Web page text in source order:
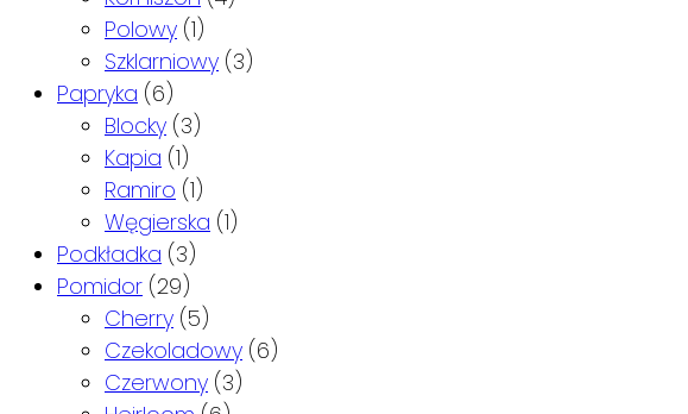
Polowy (1)
Szklarniowy (3)
Papryka (6)
Blocky (3)
Kapia (1)
Ramiro (1)
Węgierska (1)
Podkładka (3)
Pomidor (29)
Cherry (5)
Czekoladowy (6)
Czerwony (3)